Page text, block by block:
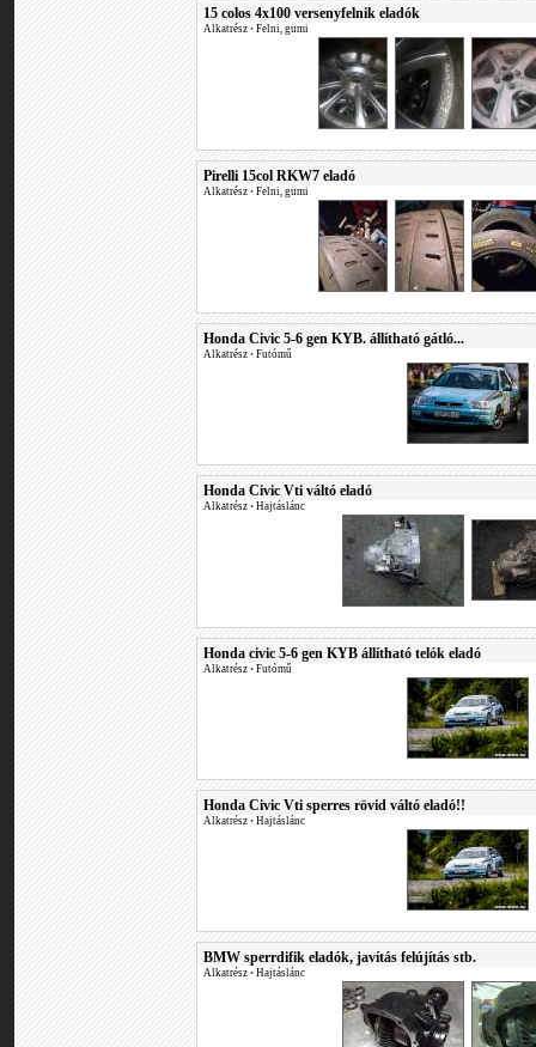
15 colos 4x100 versenyfelnik eladók
Alkatrész • Felni, gumi
Pirelli 15col RKW7 eladó
Alkatrész • Felni, gumi
Honda Civic 5-6 gen KYB. állítható gátló...
Alkatrész • Futómű
Honda Civic Vti váltó eladó
Alkatrész • Hajtáslánc
Honda civic 5-6 gen KYB állítható telók eladó
Alkatrész • Futómű
Honda Civic Vti sperres rövid váltó eladó!!
Alkatrész • Hajtáslánc
BMW sperrdifik eladók, javítás felújítás stb.
Alkatrész • Hajtáslánc